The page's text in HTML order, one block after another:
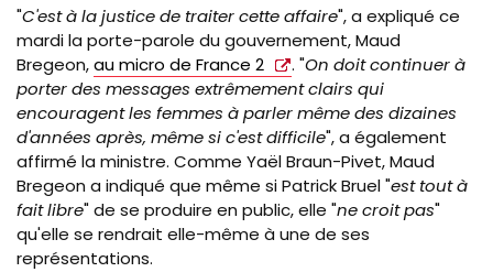
"C'est à la justice de traiter cette affaire", a expliqué ce
mardi la porte-parole du gouvernement, Maud
Bregeon,au micro de France 2 . "On doit continuer à
porter des messages extrêmement clairs qui
encouragent les femmes à parler même des dizaines
d'années après, même si c'est difficile", a également
affirmé la ministre. Comme Yaël Braun-Pivet, Maud
Bregeon a indiqué que même si Patrick Bruel "est tout à
fait libre" de se produire en public, elle "ne croit pas"
qu'elle se rendrait elle-même à une de ses
représentations.